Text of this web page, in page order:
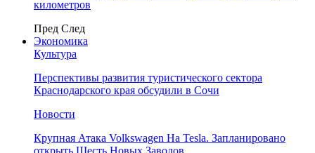
километров
Пред След
Экономика
Культура
Перспективы развития туристического сектора
Краснодарского края обсудили в Сочи
Новости
Крупная Атака Volkswagen На Tesla. Запланировано
открыть Шесть Новых Заводов